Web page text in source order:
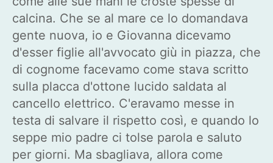
calcina. Che se al mare ce lo domandava
gente nuova, io e Giovanna dicevamo
d'esser figlie all'avvocato giù in piazza, che
di cognome facevamo come stava scritto
sulla placca d'ottone lucido saldata al
cancello elettrico. C'eravamo messe in
testa di salvare il rispetto così, e quando lo
seppe mio padre ci tolse parola e saluto
per giorni. Ma sbagliava, allora come